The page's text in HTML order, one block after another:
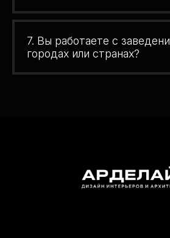
7. Вы работаете с
городах или странах?